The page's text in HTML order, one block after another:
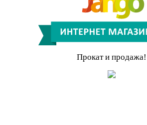
Прокат и продажа!